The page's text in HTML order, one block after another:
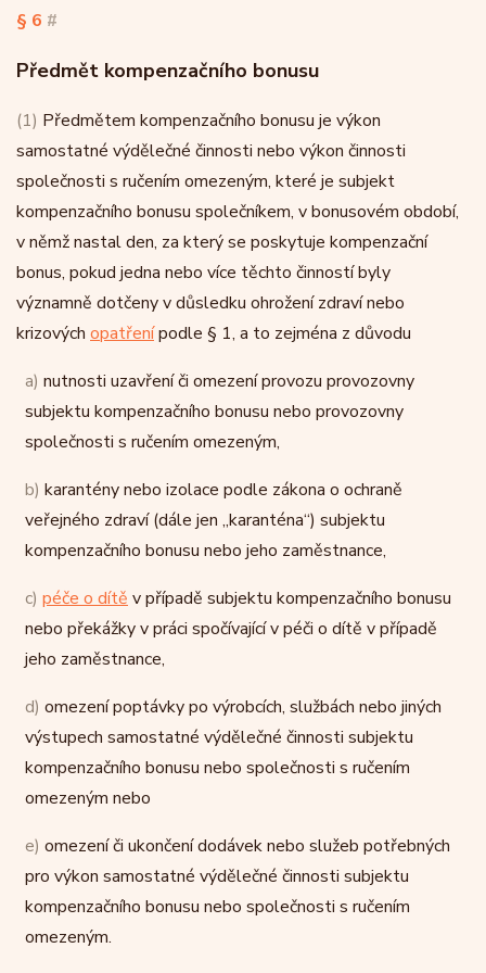
§ 6 #
Předmět kompenzačního bonusu
(1) Předmětem kompenzačního bonusu je výkon
samostatné výdělečné činnosti nebo výkon činnosti
společnosti s ručením omezeným, které je subjekt
kompenzačního bonusu společníkem, v bonusovém období,
v němž nastal den, za který se poskytuje kompenzační
bonus, pokud jedna nebo více těchto činností byly
významně dotčeny v důsledku ohrožení zdraví nebo
krizových opatřenípodle § 1, a to zejména z důvodu
a) nutnosti uzavření či omezení provozu provozovny
subjektu kompenzačního bonusu nebo provozovny
společnosti s ručením omezeným,
b) karantény nebo izolace podle zákona o ochraně
veřejného zdraví (dále jen „karanténa“) subjektu
kompenzačního bonusu nebo jeho zaměstnance,
c) péče o dítě v případě subjektu kompenzačního bonusu
nebo překážky v práci spočívající v péči o dítě v případě
jeho zaměstnance,
d) omezení poptávky po výrobcích, službách nebo jiných
výstupech samostatné výdělečné činnosti subjektu
kompenzačního bonusu nebo společnosti s ručením
omezeným nebo
e) omezení či ukončení dodávek nebo služeb potřebných
pro výkon samostatné výdělečné činnosti subjektu
kompenzačního bonusu nebo společnosti s ručením
omezeným.